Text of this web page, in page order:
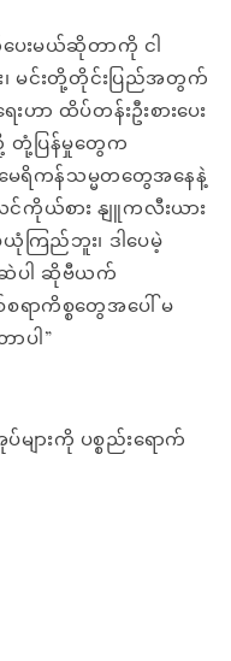
ေးမယ်ဆိုတာကို ငါ
မင်းတို့တိုင်းပြည်အတွက်
ဟာ ထိပ်တန်းဦးစားပေး
တုံ့ပြန်မှုတွေက
မေရိကန်သမ္မတတွေအနေနဲ့
ကိုယ်စား နျူကလီးယား
ြည်ဘူး၊ ဒါပေမဲ့
ဆဲပါ ဆိုဗီယက်
ရာကိစ္စတွေအပေါ် မ
ပါ”
ျားကို ပစ္စည်းရောက်